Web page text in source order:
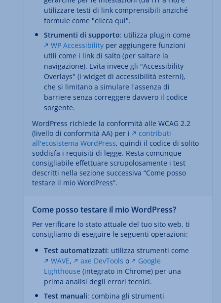
utilizzare testi di link comprensibili anziché
formule come "clicca qui".
Strumenti di supporto: utilizza plugin come
WP Accessibility per aggiungere funzioni
utili come i link di salto (per saltare la
navigazione). Evita invece gli "Accessibility
Overlays" (i widget di accessibilità esterni),
che si limitano a simulare l'assenza di
barriere senza correggere davvero il codice
sorgente.
WordPress richiede la conformità alle WCAG 2.2
(livello di conformità AA) per i
contributi
all'ecosistema WordPress, quindi il codice di solito
soddisfa i requisiti di legge. Resta comunque
consigliabile effettuare scrupolosamente i test
descritti nella sezione successiva “Come posso
testare il mio WordPress”.
Come posso testare il mio WordPress?
Per verificare lo stato attuale del tuo sito web, ti
consigliamo di eseguire le seguenti operazioni:
Test automatizzati: utilizza strumenti come
WAVE, axe DevTools o
Google
Lighthouse (integrato in Chrome) per una
prima analisi degli errori tecnici.
Test manuali: combina gli strumenti